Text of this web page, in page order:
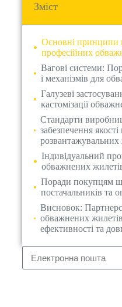
Зміст
Основні принципи
професійних
Вагові системи:
і механізмів для
Галузеві
кастомізації
Стандарти
забезпечення
розвантажувальних
Індивідуальний
обважнених
Поради покупцям
постачальників та
Висновок:
обважнених
ефективності та